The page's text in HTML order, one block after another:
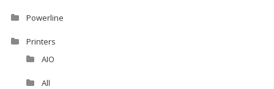
Powerline
Printers
AIO
All